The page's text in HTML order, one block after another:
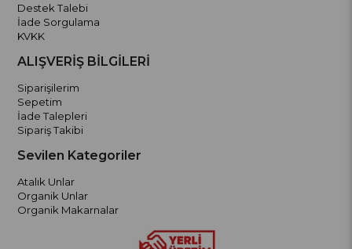
Destek Talebi
İade Sorgulama
KVKK
ALIŞVERİŞ BİLGİLERİ
Siparişilerim
Sepetim
İade Talepleri
Sipariş Takibi
Sevilen Kategoriler
Atalık Unlar
Organik Unlar
Organik Makarnalar